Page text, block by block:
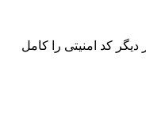
کد امنیتی را کامل